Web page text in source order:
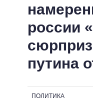
СОБЫТИЯ
СТАТЬИ
ОБЗОРЫ
ДАЙДЖЕСТЫ
ПРЕЗИДЕНТ И
ВЕРХОВНАЯ
ГЛАВЫ
россии
путина
ПОЛИТИКА